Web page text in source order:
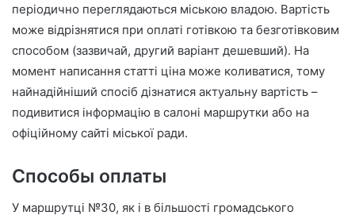
періодично переглядаються міською владою. Вартість
може відрізнятися при оплаті готівкою та безготівковим
способом (зазвичай, другий варіант дешевший). На
момент написання статті ціна може коливатися, тому
найнадійніший спосіб дізнатися актуальну вартість –
подивитися інформацію в салоні маршрутки або на
офіційному сайті міської ради.
Способы оплаты
У маршрутці №30, як і в більшості громадського